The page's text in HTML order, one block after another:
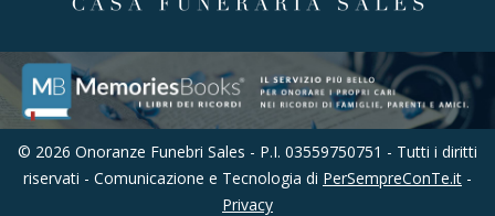
© 2026 Onoranze Funebri Sales - P.I. 03559750751 - Tutti i diritti
riservati - Comunicazione e Tecnologia di PerSempreConTe.it -
Privacy